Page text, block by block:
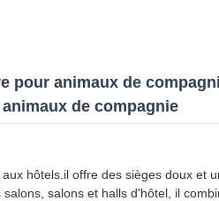
pour animaux de
de compagnie
hôtels.il offre des sièges doux et
salons et halls d'hôtel, il